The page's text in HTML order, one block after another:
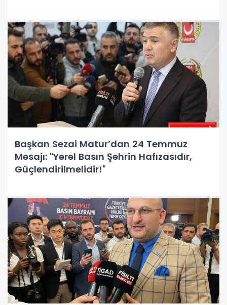
Başkan Sezai Matur’dan 24 Temmuz
Mesajı: "Yerel Basın Şehrin Hafızasıdır,
Güçlendirilmelidir!"